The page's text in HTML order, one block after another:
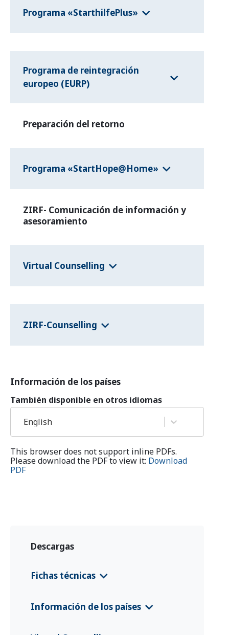
Programa «StarthilfePlus»
Programa de reintegración
europeo (EURP)
Preparación del retorno
Programa «StartHope@Home»
ZIRF- Comunicación de información y
asesoramiento
Virtual Counselling
ZIRF-Counselling
Información de los países
También disponible en otros idiomas
English
This browser does not support inline PDFs.
Please download the PDF to view it: Download
PDF
Descargas
Fichas técnicas
Leaflet (English)
Información de los países